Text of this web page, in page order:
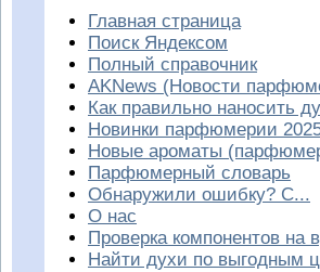
Главная страница
Поиск Яндексом
Полный справочник
AKNews (Новости
Как правильно наносить
Новинки парфюмерии
Новые ароматы
Парфюмерный словарь
Обнаружили ошибку? С...
О нас
Проверка компонентов на
Найти духи по выгодным